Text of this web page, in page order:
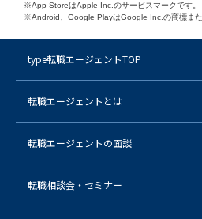
※App StoreはApple Inc.のサービスマークです。
※Android、Google PlayはGoogle Inc.の商標また
type転職エージェントTOP
転職エージェントとは
転職エージェントの面談
転職相談会・セミナー